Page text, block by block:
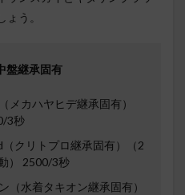
う。
盤継承固有
メカハヤヒデ継承固有）
3秒
クリトプロ継承固有）（2
） 2500/3秒
（水着タキオン継承固有）